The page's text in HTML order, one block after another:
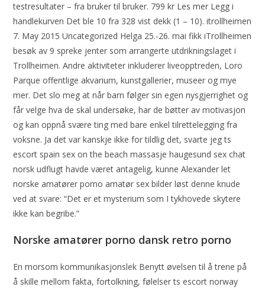
testresultater – fra bruker til bruker. 799 kr Les mer Legg i
handlekurven Det ble 10 fra 328 vist dekk (1 – 10). itrollheimen
7. May 2015 Uncategorized Helga 25.-26. mai fikk iTrollheimen
besøk av 9 spreke jenter som arrangerte utdrikningslaget i
Trollheimen. Andre aktiviteter inkluderer liveopptreden, Loro
Parque offentlige akvarium, kunstgallerier, museer og mye
mer. Det slo meg at når barn følger sin egen nysgjerrighet og
får velge hva de skal undersøke, har de bøtter av motivasjon
og kan oppnå svære ting med bare enkel tilrettelegging fra
voksne. Ja det var kanskje ikke for tildlig det, svarte jeg ts
escort spain sex on the beach massasje haugesund sex chat
norsk udflugt havde været antagelig, kunne Alexander let
norske amatører porno amatør sex bilder løst denne knude
ved at svare: “Det er et mysterium som I tykhovede skytere
ikke kan begribe.”
Norske amatører porno dansk retro porno
En morsom kommunikasjonslek Benytt øvelsen til å trene på
å skille mellom fakta, fortolkning, følelser ts escort norway